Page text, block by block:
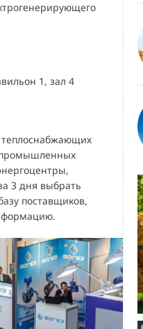
1, зал 4
теплоснабжающих
3 дня выбрать
поставщиков,